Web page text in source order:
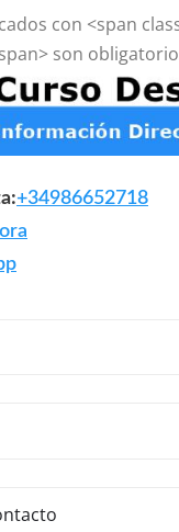
con <span
son
+34986652718